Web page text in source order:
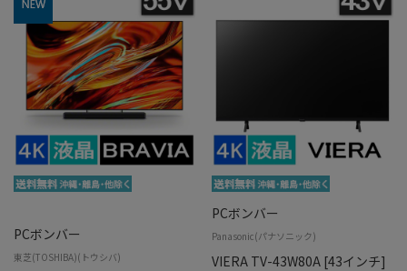
PCボンバー
東芝(TOSHIBA)(トウシバ)
PCボンバー
Panasonic(パナソニック)
VIERA TV-43W80A [43インチ]